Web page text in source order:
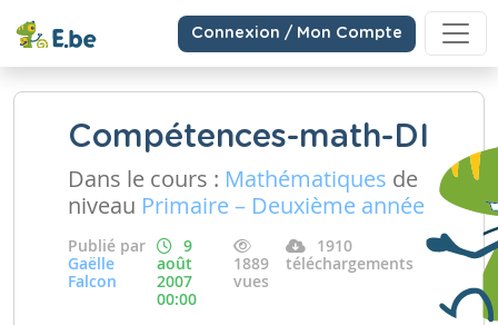
Connexion / Mon Compte
Compétences-math-DI
Dans le cours : Mathématiques de
niveau Primaire – Deuxième année
Publié par
Gaëlle
Falcon
9
août
2007
00:00
1889
vues
1910
téléchargements